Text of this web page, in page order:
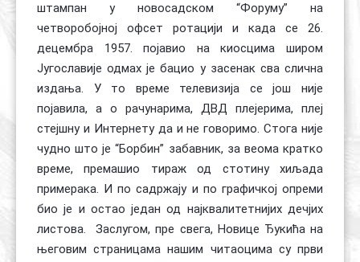
штампан у новосадском “Форуму” на
четворобојној офсет ротацији и када се 26.
децембра 1957. појавио на киосцима широм
Југославије одмах је бацио у засенак сва слична
издања. У то време телевизија се још није
појавила, а о рачунарима, ДВД плејерима, плеј
стејшну и Интернету да и не говоримо. Стога није
чудно што је “Борбин” забавник, за веома кратко
време, премашио тираж од стотину хиљада
примерака. И по садржају и по графичкој опреми
био је и остао један од најквалитетнијих дечјих
листова. Заслугом, пре свега, Новице Ђукића на
његовим страницама нашим читаоцима су први